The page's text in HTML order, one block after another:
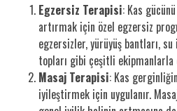
Egzersiz Terapisi: Kas
artırmak için özel egzersiz
egzersizler, yürüyüş bantları,
topları gibi çeşitli
Masaj Terapisi: Kas
iyileştirmek için uygulanır.